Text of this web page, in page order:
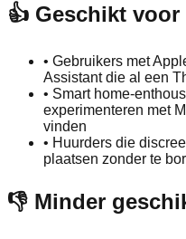
👍 Geschikt voor
• Gebruikers met
Assistant die al een
• Smart
experimenteren met
vinden
• Huurders die
plaatsen zonder te
👎 Minder